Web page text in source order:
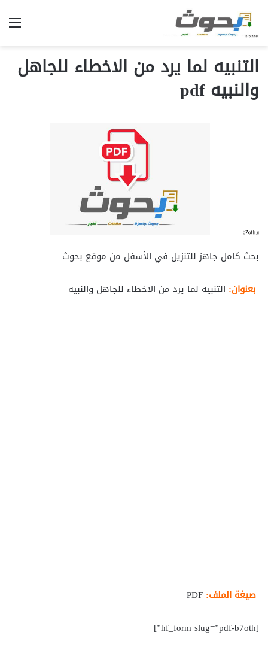
التنبيه لما يرد من الاخطاء للجاهل
والنبيه pdf
بحث كامل جاهز للتنزيل في الأسفل من موقع بحوث
بعنوان: التنبيه لما يرد من الاخطاء للجاهل والنبيه
صيغة الملف:
[hf_form slug=”pdf-b7oth”]